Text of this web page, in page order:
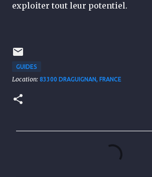
exploiter tout leur potentiel.
GUIDES
Location: 83300 DRAGUIGNAN, FRANCE